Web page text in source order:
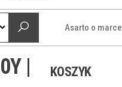
Asarto o marce
| KOSZYK